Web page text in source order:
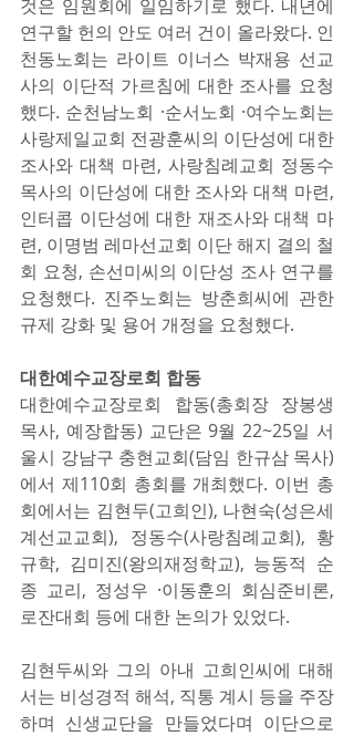
것은 임원회에 일임하기로 했다. 내년에
연구할 헌의 안도 여러 건이 올라왔다. 인
천동노회는 라이트 이너스 박재용 선교
사의 이단적 가르침에 대한 조사를 요청
했다. 순천남노회 ·순서노회 ·여수노회는
사랑제일교회 전광훈씨의 이단성에 대한
조사와 대책 마련, 사랑침례교회 정동수
목사의 이단성에 대한 조사와 대책 마련,
인터콥 이단성에 대한 재조사와 대책 마
련, 이명범 레마선교회 이단 해지 결의 철
회 요청, 손선미씨의 이단성 조사 연구를
요청했다. 진주노회는 방춘희씨에 관한
규제 강화 및 용어 개정을 요청했다.
대한예수교장로회 합동
대한예수교장로회 합동(총회장 장봉생
목사, 예장합동) 교단은 9월 22~25일 서
울시 강남구 충현교회(담임 한규삼 목사)
에서 제110회 총회를 개최했다. 이번 총
회에서는 김현두(고희인), 나현숙(성은세
계선교교회), 정동수(사랑침례교회), 황
규학, 김미진(왕의재정학교), 능동적 순
종 교리, 정성우 ·이동훈의 회심준비론,
로잔대회 등에 대한 논의가 있었다.
김현두씨와 그의 아내 고희인씨에 대해
서는 비성경적 해석, 직통 계시 등을 주장
하며 신생교단을 만들었다며 이단으로